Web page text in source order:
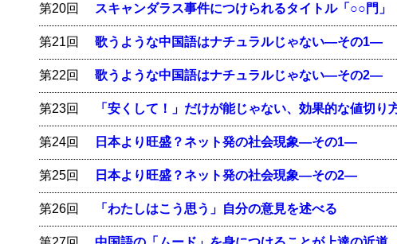
第20回 スキャンダラス事件につけられるタイトル「○○門」
第21回 歌うような中国語はナチュラルじゃない―その1―
第22回 歌うような中国語はナチュラルじゃない―その2―
第23回 「安くして！」だけが能じゃない、効果的な値切り
第24回 日本より旺盛？ネット発の社会現象―その1―
第25回 日本より旺盛？ネット発の社会現象―その2―
第26回 「わたしはこう思う」自分の意見を述べる